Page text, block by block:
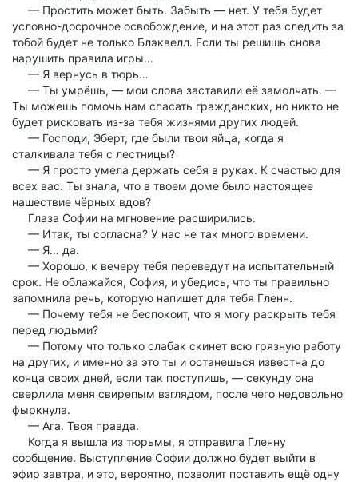
— Простить может быть. Забыть — нет. У тебя будет
условно-досрочное освобождение, и на этот раз следить за
тобой будет не только Блэквелл. Если ты решишь снова
нарушить правила игры…
— Я вернусь в тюрь…
— Ты умрёшь, — мои слова заставили её замолчать. —
Ты можешь помочь нам спасать гражданских, но никто не
будет рисковать из-за тебя жизнями других людей.
— Господи, Эберт, где были твои яйца, когда я
сталкивала тебя с лестницы?
— Я просто умела держать себя в руках. К счастью для
всех вас. Ты знала, что в твоем доме было настоящее
нашествие чёрных вдов?
Глаза Софии на мгновение расширились.
— Итак, ты согласна? У нас не так много времени.
— Я… да.
— Хорошо, к вечеру тебя переведут на испытательный
срок. Не облажайся, София, и убедись, что ты правильно
запомнила речь, которую напишет для тебя Гленн.
— Почему тебя не беспокоит, что я могу раскрыть тебя
перед людьми?
— Потому что только слабак скинет всю грязную работу
на других, и именно за это ты и останешься известна до
конца своих дней, если так поступишь, — секунду она
сверлила меня свирепым взглядом, после чего недовольно
фыркнула.
— Ага. Твоя правда.
Когда я вышла из тюрьмы, я отправила Гленну
сообщение. Выступление Софии должно будет выйти в
эфир завтра, и это, вероятно, позволит поставить ещё одну